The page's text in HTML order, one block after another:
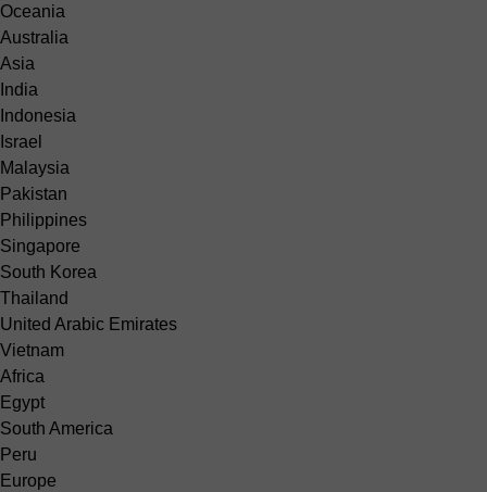
Oceania
Australia
Asia
India
Indonesia
Israel
Malaysia
Pakistan
Philippines
Singapore
South Korea
Thailand
United Arabic Emirates
Vietnam
Africa
Egypt
South America
Peru
Europe